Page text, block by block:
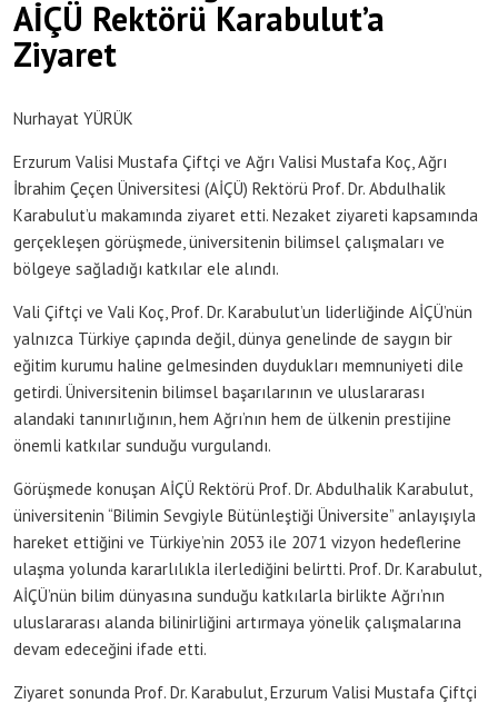
AİÇÜ Rektörü Karabulut’a
Ziyaret
Nurhayat YÜRÜK
Erzurum Valisi Mustafa Çiftçi ve Ağrı Valisi Mustafa Koç, Ağrı
İbrahim Çeçen Üniversitesi (AİÇÜ) Rektörü Prof. Dr. Abdulhalik
Karabulut’u makamında ziyaret etti. Nezaket ziyareti kapsamında
gerçekleşen görüşmede, üniversitenin bilimsel çalışmaları ve
bölgeye sağladığı katkılar ele alındı.
Vali Çiftçi ve Vali Koç, Prof. Dr. Karabulut’un liderliğinde AİÇÜ’nün
yalnızca Türkiye çapında değil, dünya genelinde de saygın bir
eğitim kurumu haline gelmesinden duydukları memnuniyeti dile
getirdi. Üniversitenin bilimsel başarılarının ve uluslararası
alandaki tanınırlığının, hem Ağrı’nın hem de ülkenin prestijine
önemli katkılar sunduğu vurgulandı.
Görüşmede konuşan AİÇÜ Rektörü Prof. Dr. Abdulhalik Karabulut,
üniversitenin “Bilimin Sevgiyle Bütünleştiği Üniversite” anlayışıyla
hareket ettiğini ve Türkiye’nin 2053 ile 2071 vizyon hedeflerine
ulaşma yolunda kararlılıkla ilerlediğini belirtti. Prof. Dr. Karabulut,
AİÇÜ’nün bilim dünyasına sunduğu katkılarla birlikte Ağrı’nın
uluslararası alanda bilinirliğini artırmaya yönelik çalışmalarına
devam edeceğini ifade etti.
Ziyaret sonunda Prof. Dr. Karabulut, Erzurum Valisi Mustafa Çiftçi